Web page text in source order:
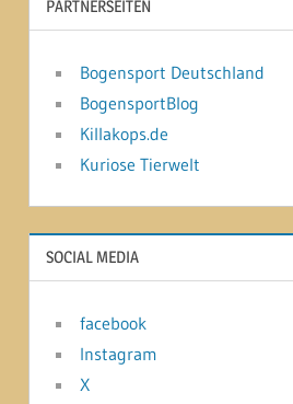
PARTNERSEITEN
Bogensport Deutschland
BogensportBlog
Killakops.de
Kuriose Tierwelt
SOCIAL MEDIA
facebook
Instagram
X